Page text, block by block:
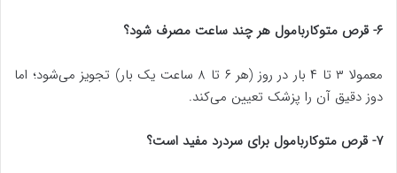
۶- قرص متوکاربامول هر چند ساعت مصرف شود؟
معمولا ۳ تا ۴ بار در روز (هر ۶ تا 8 ساعت یک بار) تجویز می‌شود؛ اما
دوز دقیق آن را پزشک تعیین می‌کند.
۷- قرص متوکاربامول برای سردرد مفید است؟